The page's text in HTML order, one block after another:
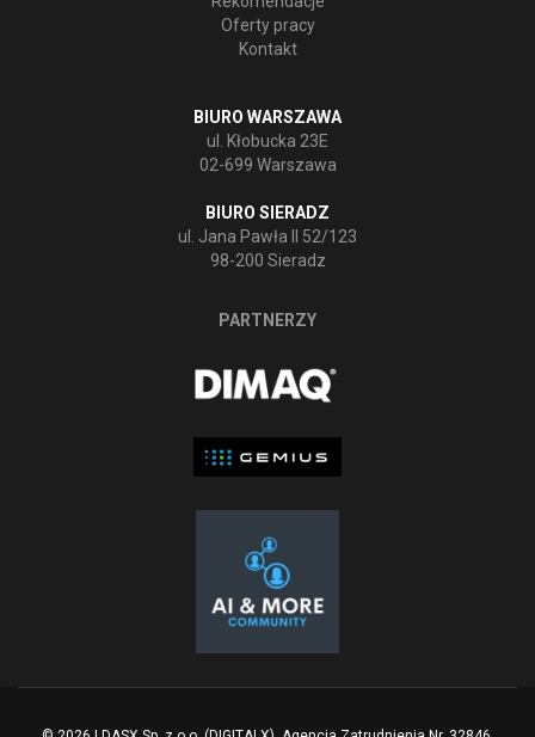
Oferty pracy
Kontakt
BIURO WARSZAWA
ul. Kłobucka 23E
02-699 Warszawa
BIURO SIERADZ
ul. Jana Pawła II 52/123
98-200 Sieradz
PARTNERZY